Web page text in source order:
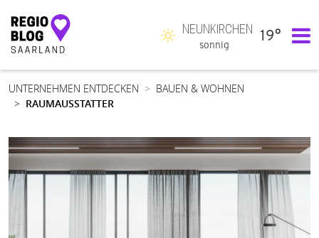
Hauptnavigation
NEUNKIRCHEN
sonnig
19°
UNTERNEHMEN ENTDECKEN
BAUEN & WOHNEN
RAUMAUSSTATTER